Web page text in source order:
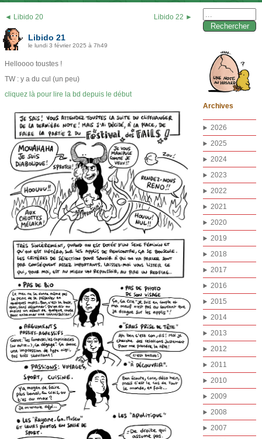
◄ Libido 20 Libido 22 ►
Libido 21
le lundi 3 février 2025 à 7h49
Helloooo toustes !
TW : y a du cul (un peu)
cliquez là pour lire la bd depuis le début
Archives
2026
2025
2024
2023
2022
2021
2020
2019
2018
2017
2016
2015
2014
2013
2012
2011
2010
2009
2008
2007